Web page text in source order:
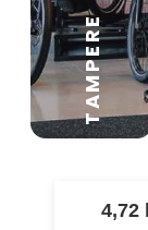
TAMPERE
4,72